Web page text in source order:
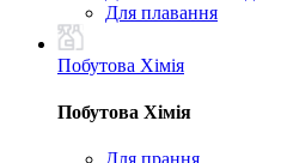
Для плавання
Побутова Хімія
Побутова Хімія